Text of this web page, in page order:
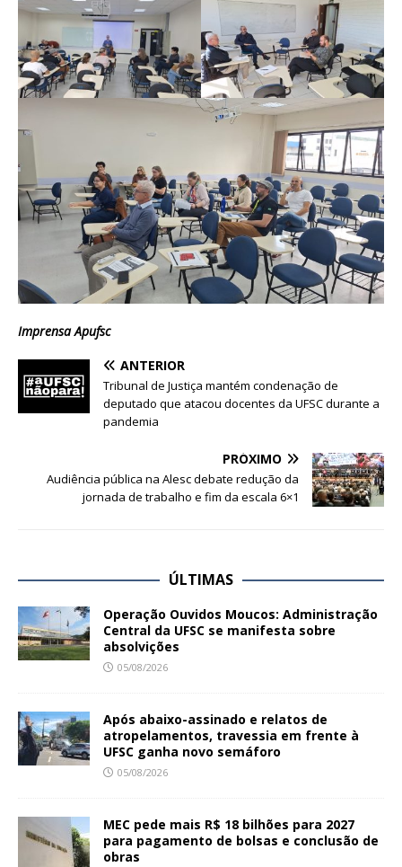
Imprensa Apufsc
ANTERIOR
Tribunal de Justiça mantém condenação de
deputado que atacou docentes da UFSC durante a
pandemia
PRÓXIMO
Audiência pública na Alesc debate redução da
jornada de trabalho e fim da escala 6×1
ÚLTIMAS
Operação Ouvidos Moucos: Administração
Central da UFSC se manifesta sobre
absolvições
05/08/2026
Após abaixo-assinado e relatos de
atropelamentos, travessia em frente à
UFSC ganha novo semáforo
05/08/2026
MEC pede mais R$ 18 bilhões para 2027
para pagamento de bolsas e conclusão de
obras